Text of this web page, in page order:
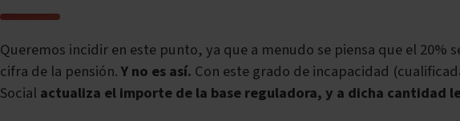
Queremos incidir en este punto, ya que a menudo se piensa que el 20%
cifra de la pensión.Y no es así. Con este grado de incapacidad
Social actualiza el importe de la base reguladora, y a dicha cantidad